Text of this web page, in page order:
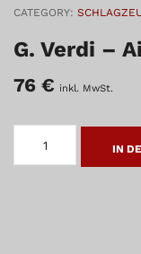
CATEGORY:
G. Verdi –
76 € inkl. MwSt.
VERDI
AIDA
IN